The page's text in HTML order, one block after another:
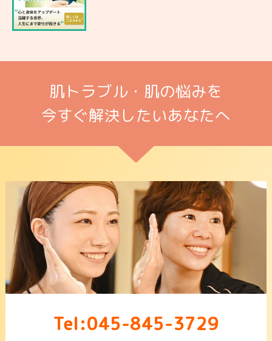
肌トラブル・肌の悩みを
今すぐ解決したいあなたへ
Tel:045-845-3729